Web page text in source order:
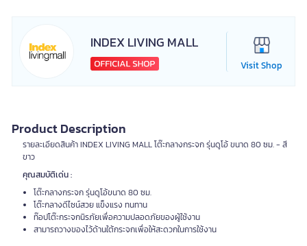
INDEX LIVING MALL
Visit Shop
Product Description
รายละเอียดสินค้า INDEX LIVING MALL โต๊ะกลางกระจก รุ่นดูโอ้ ขนาด 80 ซม. - สี
ขาว
คุณสมบัติเด่น :
โต๊ะกลางกระจก รุ่นดูโอ้ขนาด 80 ซม.
โต๊ะกลางดีไซน์สวย แข็งแรง ทนทาน
ท๊อปโต๊ะกระจกนิรภัยเพื่อความปลอดภัยของผู้ใช้งาน
สามารถวางของไว้ด้านใต้กระจกเพื่อให้สะดวกในการใช้งาน